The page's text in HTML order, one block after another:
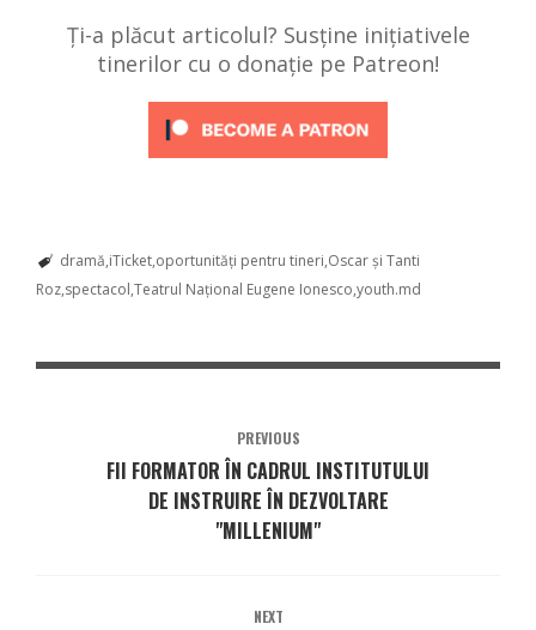
Ți-a plăcut articolul? Susține inițiativele
tinerilor cu o donație pe Patreon!
dramă iTicket oportunități pentru tineri Oscar și Tanti
Roz spectacol Teatrul Național Eugene Ionesco youth.md
PREVIOUS
FII FORMATOR ÎN CADRUL INSTITUTULUI
DE INSTRUIRE ÎN DEZVOLTARE
"MILLENIUM"
NEXT